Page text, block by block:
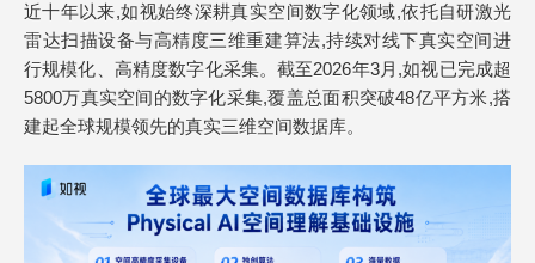
近十年以来,如视始终深耕真实空间数字化领域,依托自研激光
雷达扫描设备与高精度三维重建算法,持续对线下真实空间进
行规模化、高精度数字化采集。截至2026年3月,如视已完成超
5800万真实空间的数字化采集,覆盖总面积突破48亿平方米,搭
建起全球规模领先的真实三维空间数据库。